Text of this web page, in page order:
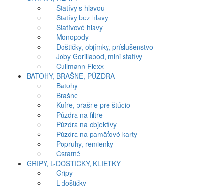
Statívy s hlavou
Statívy bez hlavy
Statívové hlavy
Monopody
Doštičky, objímky, príslušenstvo
Joby Gorillapod, mini statívy
Cullmann Flexx
BATOHY, BRAŠNE, PÚZDRA
Batohy
Brašne
Kufre, brašne pre štúdio
Púzdra na filtre
Púzdra na objektívy
Púzdra na pamäťové karty
Popruhy, remienky
Ostatné
GRIPY, L-DOŠTIČKY, KLIETKY
Gripy
L-doštičky